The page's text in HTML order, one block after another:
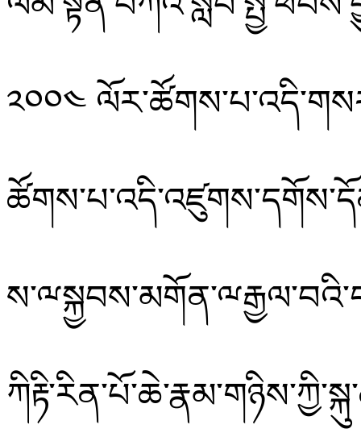
༢༠༠༤
ཀིརྟི་རིན་པོ་ཆེ་རྣམ་གཉིས་